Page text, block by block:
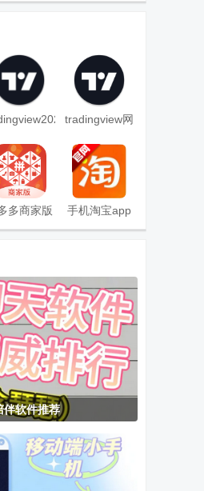
中文版
tradingview网
页版
多商家版
客户端最
手机淘宝app
客户端
国
际版
MT4官方正版
平台
钥匙精简
版
谷歌相机精简
版大神修改版
月光宝盒
伴软件推荐